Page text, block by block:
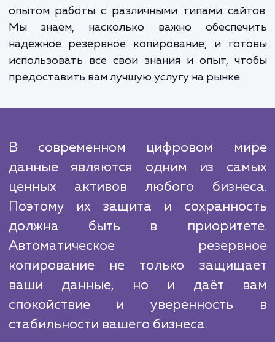
Наша работа не заканчивается на
настройки. Мы регулярно
успешность процедуры
копирования, проверяем
резервных копий и готовы
Несмотря на то, что многие
предлагают подобные услуги, наш
отличается глубоким пониманием
данных в современном бизнесе и
опытом работы с различными типами
Мы знаем, насколько важно
надежное резервное копирование, и
использовать все свои знания и опыт,
предоставить вам лучшую услугу на рынке.